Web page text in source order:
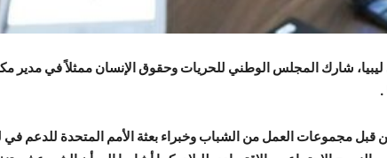
شارك المجلس الوطني للحريات وحقوق الإنسان ممثلاً في مدير
.
عقدت اليوم الخميس31-10-2024، مناقشات من قبل مجموعات العمل من الشباب وخبراء بعثة الأمم